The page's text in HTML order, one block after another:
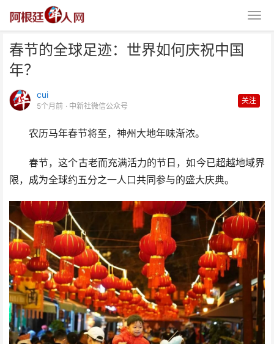
春节的全球足迹：世界如何庆祝中国
年？
cui
5个月前 · 中新社微信公众号
关注
农历马年春节将至，神州大地年味渐浓。
春节，这个古老而充满活力的节日，如今已超越地域界
限，成为全球约五分之一人口共同参与的盛大庆典。
春节的全球足迹：世界如何庆祝中
国年？